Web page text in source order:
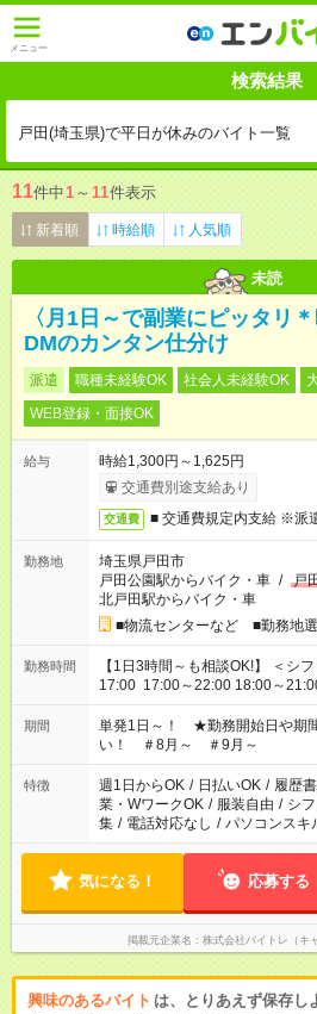
メニュー
検索結果
戸田(埼玉県)で平日が休みのバイト一覧
11件中1 ～ 11件表示
新着順 時給順 人気順
未読
〈月1日～で副業にピッタリ
DMのカンタン仕分け
派遣 職種未経験OK 社会人未経験OK
WEB登録・面接OK
給与
時給1,300円～1,625円
交通費別途支給あり
交通費 ■ 交通費規定内支給 ※派
勤務地
埼玉県戸田市
戸田公園駅からバイク・車 / 戸
北戸田駅からバイク・車
■物流センターなど ■勤務地
勤務時間
【1日3時間～も相談OK!】 ＜シフト例＞ 9:00～12:00 12:00～
17:00 17:00～22:00 18:00～21:00 など こちら以外
お気軽にご相談ください！
期間
単発1日～！ ★勤務開始日や期
い！ ＃8月～ ＃9月～
特徴 週1日からOK / 日払いOK / 履歴
業・WワークOK / 服装自由 / シ
集 / 電話対応なし / パソコンスキ
気になる！ 応募する
掲載元企業名 株式会社バイトレ（キ
興味のあるバイト は、とりあえず保存し